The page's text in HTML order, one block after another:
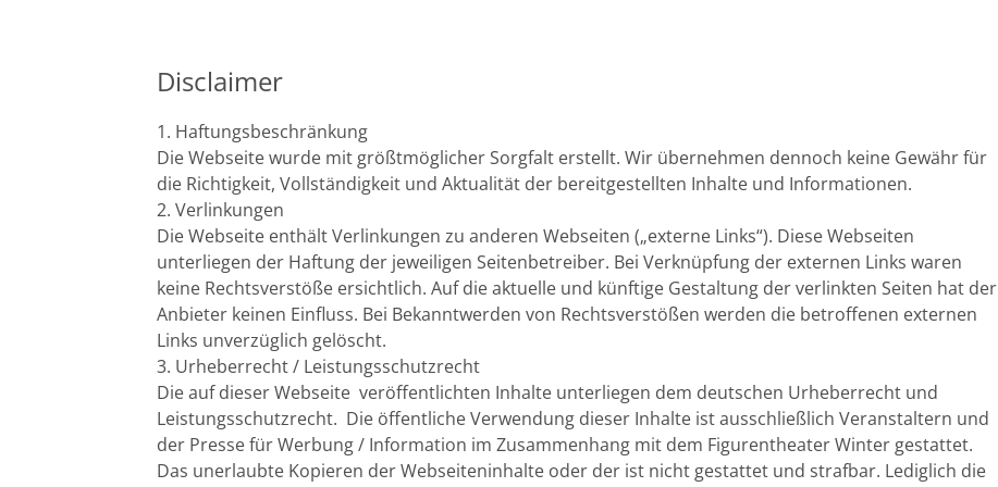
Disclaimer
1. Haftungsbeschränkung
Die Webseite wurde mit größtmöglicher Sorgfalt erstellt. Wir übernehmen dennoch keine Gewähr für
die Richtigkeit, Vollständigkeit und Aktualität der bereitgestellten Inhalte und Informationen.
2. Verlinkungen
Die Webseite enthält Verlinkungen zu anderen Webseiten („externe Links“). Diese Webseiten
unterliegen der Haftung der jeweiligen Seitenbetreiber. Bei Verknüpfung der externen Links waren
keine Rechtsverstöße ersichtlich. Auf die aktuelle und künftige Gestaltung der verlinkten Seiten hat der
Anbieter keinen Einfluss. Bei Bekanntwerden von Rechtsverstößen werden die betroffenen externen
Links unverzüglich gelöscht.
3. Urheberrecht / Leistungsschutzrecht
Die auf dieser Webseite veröffentlichten Inhalte unterliegen dem deutschen Urheberrecht und
Leistungsschutzrecht. Die öffentliche Verwendung dieser Inhalte ist ausschließlich Veranstaltern und
der Presse für Werbung / Information im Zusammenhang mit dem Figurentheater Winter gestattet.
Das unerlaubte Kopieren der Webseiteninhalte oder der ist nicht gestattet und strafbar. Lediglich die